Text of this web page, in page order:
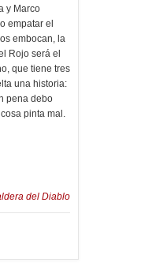
y Marco
empatar el
embocan, la
Rojo será el
que tiene tres
una historia:
pena debo
pinta mal.
del Diablo